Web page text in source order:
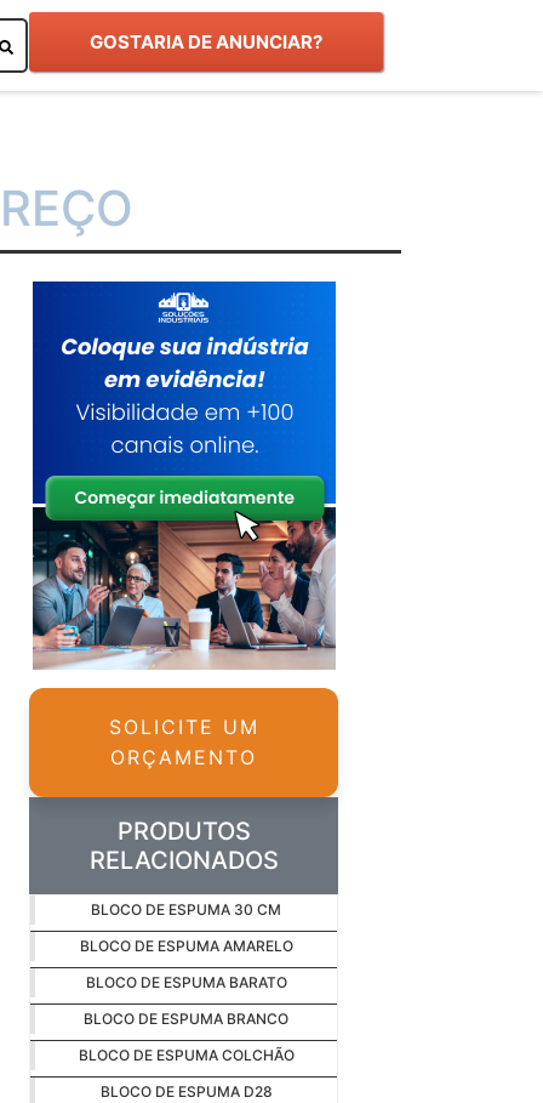
GOSTARIA DE ANUNCIAR?
SOLICITE UM
ORÇAMENTO
PRODUTOS
RELACIONADOS
BLOCO DE ESPUMA 30 CM
BLOCO DE ESPUMA AMARELO
BLOCO DE ESPUMA BARATO
BLOCO DE ESPUMA BRANCO
BLOCO DE ESPUMA COLCHÃO
BLOCO DE ESPUMA D28